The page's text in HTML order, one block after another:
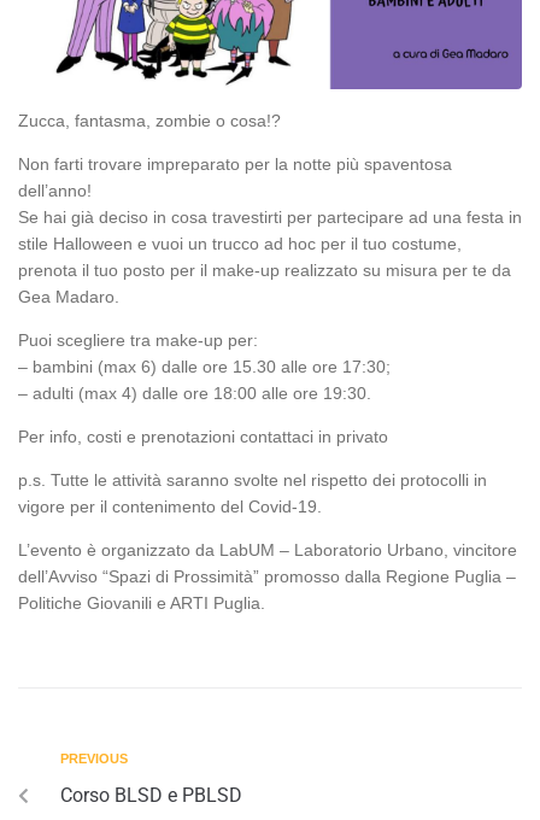
Zucca, fantasma, zombie o cosa!?
Non farti trovare impreparato per la notte più spaventosa
dell’anno!
Se hai già deciso in cosa travestirti per partecipare ad una festa in
stile Halloween e vuoi un trucco ad hoc per il tuo costume,
prenota il tuo posto per il make-up realizzato su misura per te da
Gea Madaro.
Puoi scegliere tra make-up per:
– bambini (max 6) dalle ore 15.30 alle ore 17:30;
– adulti (max 4) dalle ore 18:00 alle ore 19:30.
Per info, costi e prenotazioni contattaci in privato
p.s. Tutte le attività saranno svolte nel rispetto dei protocolli in
vigore per il contenimento del Covid-19.
L’evento è organizzato da LabUM – Laboratorio Urbano, vincitore
dell’Avviso “Spazi di Prossimità” promosso dalla Regione Puglia –
Politiche Giovanili e ARTI Puglia.
PREVIOUS
Corso BLSD e PBLSD